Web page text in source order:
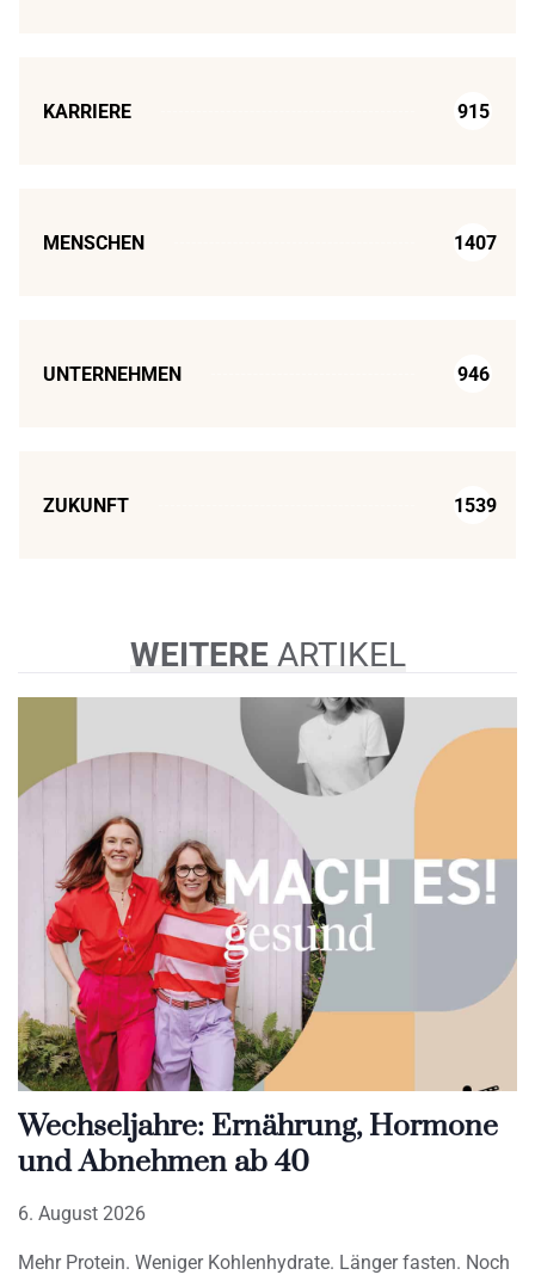
KARRIERE 915
MENSCHEN 1407
UNTERNEHMEN 946
ZUKUNFT 1539
WEITEREARTIKEL
Wechseljahre: Ernährung, Hormone
und Abnehmen ab 40
6. August 2026
Mehr Protein. Weniger Kohlenhydrate. Länger fasten. Noch